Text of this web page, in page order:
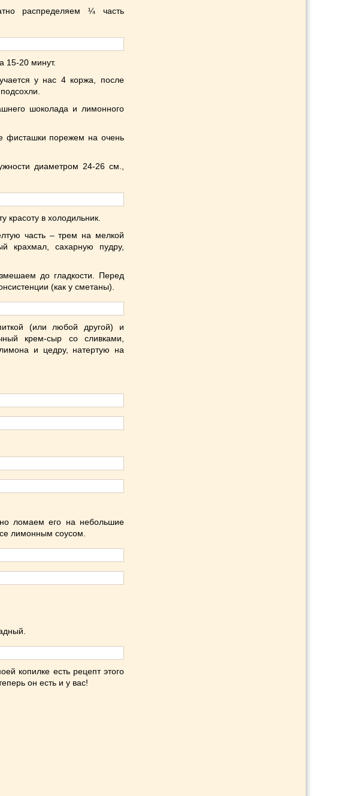
распределяем ¼ часть
15-20 минут.
у нас 4 коржа, после
шоколада и лимонного
фисташки порежем на очень
диаметром 24-26 см.,
в холодильник.
часть – трем на мелкой
крахмал, сахарную пудру,
до гладкости. Перед
(как у сметаны).
(или любой другой) и
крем-сыр со сливками,
и цедру, натертую на
ломаем его на небольшие
лимонным соусом.
копилке есть рецепт этого
он есть и у вас!